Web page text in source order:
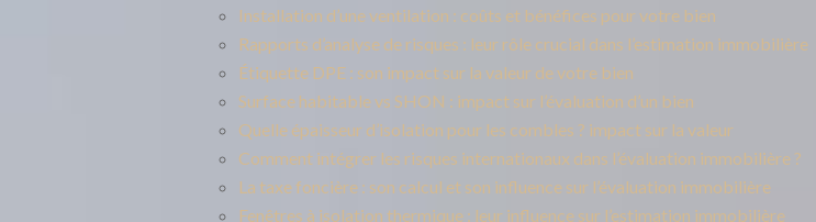
Installation d’une ventilation : coûts et bénéfices pour votre bien
Rapports d’analyse de risques : leur rôle crucial dans l’estimation immobilière
Étiquette DPE : son impact sur la valeur de votre bien
Surface habitable vs SHON : impact sur l’évaluation d’un bien
Quelle épaisseur d’isolation pour les combles ? impact sur la valeur
Comment intégrer les risques internationaux dans l’évaluation immobilière ?
La taxe foncière : son calcul et son influence sur l’évaluation immobilière
Fenêtres à isolation thermique : leur influence sur l’estimation immobilière